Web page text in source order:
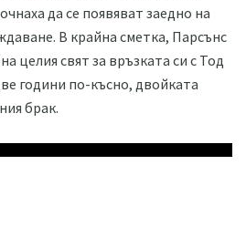
да се появяват заедно на
В крайна сметка, Парсънс
целия свят за връзката си с Тод
години по-късно, двойката
брак.